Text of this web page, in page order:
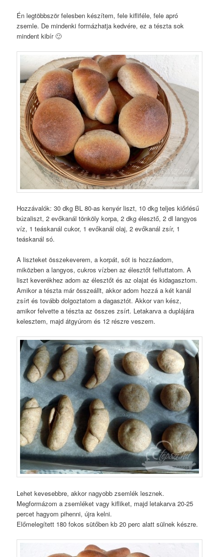
Én legtöbbször felesben készítem, fele kifliféle, fele apró
zsemle. De mindenki formázhatja kedvére, ez a tészta sok
mindent kibír 🙂
Hozzávalók: 30 dkg BL 80-as kenyér liszt, 10 dkg teljes kiőrlésű
búzaliszt, 2 evőkanál tönköly korpa, 2 dkg élesztő, 2 dl langyos
víz, 1 teáskanál cukor, 1 evőkanál olaj, 2 evőkanál zsír, 1
teáskanál só.
A liszteket összekeverem, a korpát, sót is hozzáadom,
miközben a langyos, cukros vízben az élesztőt felfuttatom. A
liszt keverékhez adom az élesztőt és az olajat és kidagasztom.
Amikor a tészta már összeállt, akkor adom hozzá a két kanál
zsírt és tovább dolgoztatom a dagasztót. Akkor van kész,
amikor felvette a tészta az összes zsírt. Letakarva a duplájára
kelesztem, majd átgyúrom és 12 részre veszem.
Lehet kevesebbre, akkor nagyobb zsemlék lesznek.
Megformázom a zsemléket vagy kifliket, majd letakarva 20-25
percet hagyom pihenni, újra kelni.
Előmelegített 180 fokos sütőben kb 20 perc alatt sülnek készre.